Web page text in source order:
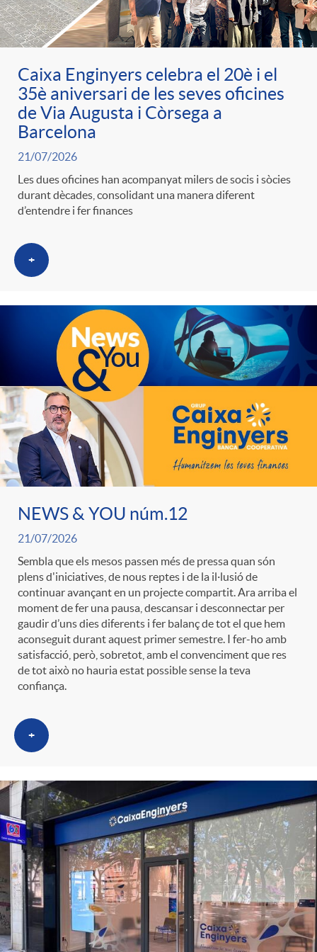
r
a
S
a
l
a
d
e
p
r
e
n
s
a
ó
p
e
r
c
a
g
o
r
e
s
t
e
n
i
d
o
c
l
a
F
i
l
t
r
o
C
a
t
e
l
i
c
a
d
o
r
d
e
c
o
n
t
i
n
u
t
s
Caixa Enginyers celebra el 20è i el
35è aniversari de les seves oficines
de Via Augusta i Còrsega a
Barcelona
21/07/2026
Les dues oficines han acompanyat milers de socis i sòcies
durant dècades, consolidant una manera diferent
d’entendre i fer finances
+
NEWS & YOU núm.12
21/07/2026
Sembla que els mesos passen més de pressa quan són
plens d'iniciatives, de nous reptes i de la il·lusió de
continuar avançant en un projecte compartit. Ara arriba el
moment de fer una pausa, descansar i desconnectar per
gaudir d’uns dies diferents i fer balanç de tot el que hem
aconseguit durant aquest primer semestre. I fer-ho amb
satisfacció, però, sobretot, amb el convenciment que res
de tot això no hauria estat possible sense la teva
confiança.
+